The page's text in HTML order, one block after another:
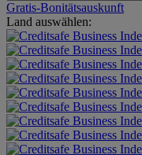
Gratis-Bonitätsauskunft
Land auswählen: